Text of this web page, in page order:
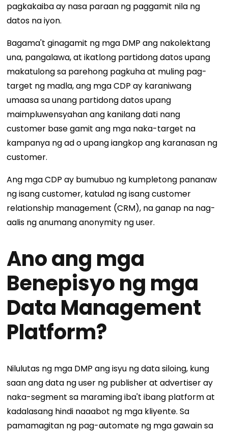
pagkakaiba ay nasa paraan ng paggamit nila ng
datos na iyon.
Bagama't ginagamit ng mga DMP ang nakolektang
una, pangalawa, at ikatlong partidong datos upang
makatulong sa parehong pagkuha at muling pag-
target ng madla, ang mga CDP ay karaniwang
umaasa sa unang partidong datos upang
maimpluwensyahan ang kanilang dati nang
customer base gamit ang mga naka-target na
kampanya ng ad o upang iangkop ang karanasan ng
customer.
Ang mga CDP ay bumubuo ng kumpletong pananaw
ng isang customer, katulad ng isang customer
relationship management (CRM), na ganap na nag-
aalis ng anumang anonymity ng user.
Ano ang mga
Benepisyo ng mga
Data Management
Platform?
Nilulutas ng mga DMP ang isyu ng data siloing, kung
saan ang data ng user ng publisher at advertiser ay
naka-segment sa maraming iba't ibang platform at
kadalasang hindi naaabot ng mga kliyente. Sa
pamamagitan ng pag-automate ng mga gawain sa